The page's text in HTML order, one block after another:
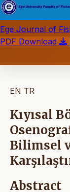
Ege Journal of
PDF Download
EN TR
Kıyısal
Bilimsel
Abstract